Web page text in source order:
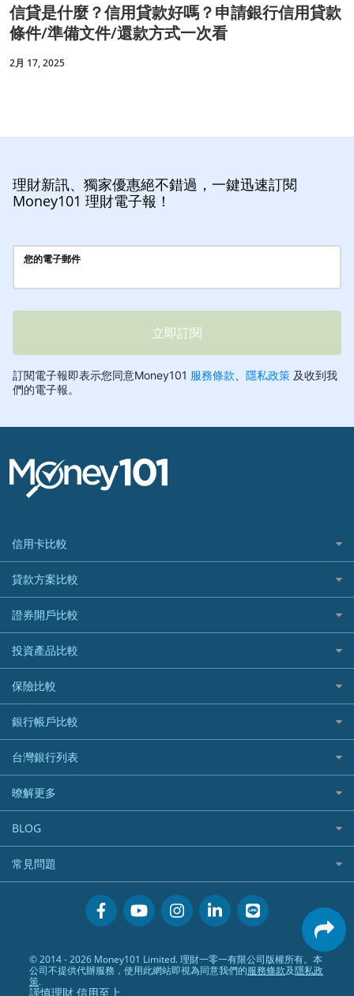
信貸是什麼？信用貸款好嗎？申請銀行信用貸款
條件/準備文件/還款方式一次看
2月 17, 2025
理財新訊、獨家優惠絕不錯過，一鍵迅速訂閱
Money101 理財電子報！
信用卡比較
信用卡情境類別推薦
所有信用卡
精選推薦
國內外現金回饋
繳稅優惠
航空哩程回饋
加油優惠
分期零利率優惠
首刷禮優惠
網購優惠
行動支付優惠
旅遊訂房優惠
貸款方案比較
快速線上貸款推薦
最完整貸款資訊一次看
繳稅貸款
貸款計算機
車貸計算機
精選貸款推薦
信貸利率比較
一般個人貸款
優質客戶貸款
小額借款
循環貸款
汽機車貸款比較
信用貸款銀行列表
債務整合
證券開戶比較
台股證券戶
美股證券戶
投資產品比較
機器人投資
加密貨幣
外幣定存
保險比較
住宅險
汽車保險
機車保險
寵物險
銀行帳戶比較
財富管理帳戶
數位存款帳戶
美元定存
台灣銀行列表
銀行與合作機構列表
銀行客服電話
暸解更多
加入我們
訂閱電子報
媒體聯絡
關於我們
BLOG
專欄文章
常見問題
活動禮贈品兌換相關
會員相關常見問題
金融商品常見問題
© 2014 - 2026 Money101 Limited. 理財一零一有限公司版權所有。本
公司不提供代辦服務，使用此網站即視為同意我們的服務條款及隱私政
策.
謹慎理財 信用至上